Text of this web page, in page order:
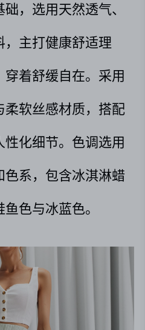
，选用天然透气、
主打健康舒适理
着舒缓自在。采用
柔软丝感材质，搭配
化细节。色调选用
系，包含冰淇淋蜡
色与冰蓝色。